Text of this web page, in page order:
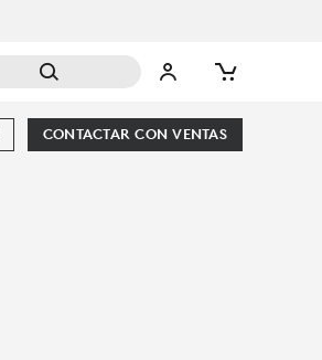
CONTACTAR CON VENTAS